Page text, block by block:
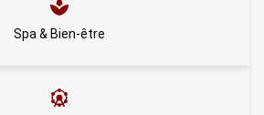
Spa & Bien-être